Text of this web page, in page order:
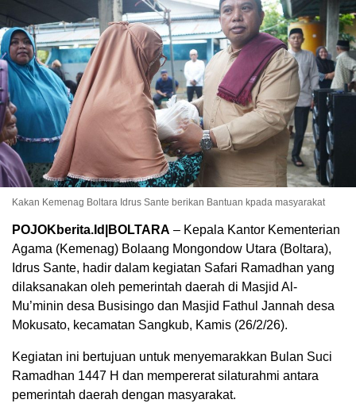
Kakan Kemenag Boltara Idrus Sante berikan Bantuan kpada masyarakat
POJOKberita.Id|BOLTARA – Kepala Kantor Kementerian
Agama (Kemenag) Bolaang Mongondow Utara (Boltara),
Idrus Sante, hadir dalam kegiatan Safari Ramadhan yang
dilaksanakan oleh pemerintah daerah di Masjid Al-
Mu’minin desa Busisingo dan Masjid Fathul Jannah desa
Mokusato, kecamatan Sangkub, Kamis (26/2/26).
Kegiatan ini bertujuan untuk menyemarakkan Bulan Suci
Ramadhan 1447 H dan mempererat silaturahmi antara
pemerintah daerah dengan masyarakat.